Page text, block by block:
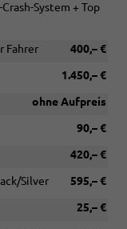
System + Top
400,– €
Fahrer
1.450,– €
ohne Aufpreis
90,– €
420,– €
595,– €
Silver
25,– €